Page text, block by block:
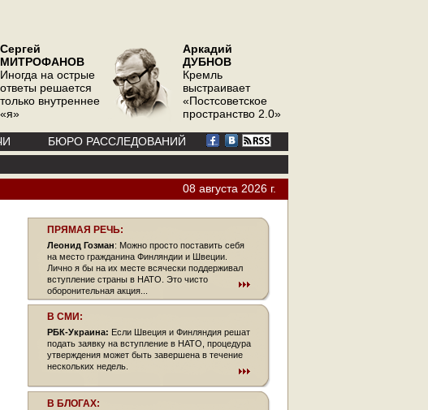
Сергей
МИТРОФАНОВ
Иногда на острые
ответы решается
только внутреннее
«я»
Аркадий
ДУБНОВ
Кремль
выстраивает
«Постсоветское
пространство 2.0»
БЮРО РАССЛЕДОВАНИЙ
08 августа 2026 г.
ПРЯМАЯ РЕЧЬ:
Леонид Гозман: Можно просто поставить себя
на место гражданина Финляндии и Швеции.
Лично я бы на их месте всячески поддерживал
вступление страны в НАТО. Это чисто
оборонительная акция...
В СМИ:
РБК-Украина: Если Швеция и Финляндия решат
подать заявку на вступление в НАТО, процедура
утверждения может быть завершена в течение
нескольких недель.
В БЛОГАХ: